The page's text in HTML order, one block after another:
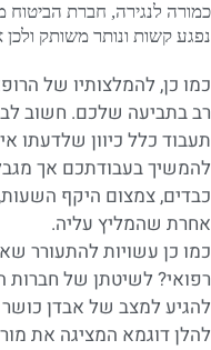
כמורה לנגירה, חברת
נפגע קשות ונותר משותק
כמו כן, להמלצותיו של
רב בתביעה שלכם. חשוב
תעבוד כלל כיוון שלדעתו
להמשיך בעבודתכם אך
כבדים, צמצום היקף
אחרת שהמליץ עליה.
כמו כן עשויות להתעורר
רפואי? לשיטתן של חברות
להגיע למצב של אבדן
להלן דוגמא המציגה את